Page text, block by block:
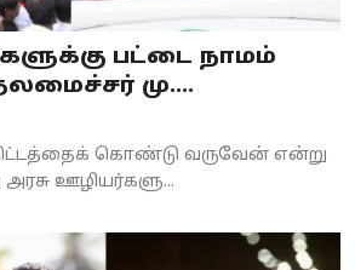
பட்டை நாமம்
மு....
கொண்டு வருவேன் என்று
அரசு ஊழியர்களு...